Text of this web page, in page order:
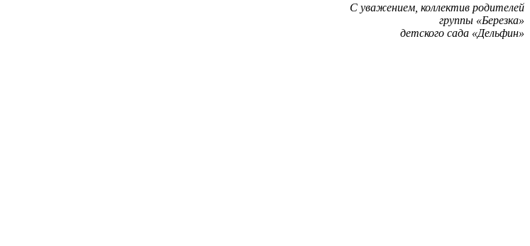
С уважением, коллектив родителей
группы «Березка»
детского сада «Дельфин»